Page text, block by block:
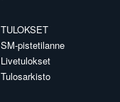
TULOKSET
SM-pistetilanne
Livetulokset
Tulosarkisto